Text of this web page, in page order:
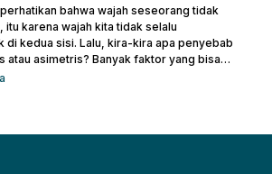
bahwa wajah seseorang tidak
itu karena wajah kita tidak selalu
di kedua sisi. Lalu, kira-kira apa penyebab
atau asimetris? Banyak faktor yang bisa
wajah, mulai dari genetika, gaya hidup,